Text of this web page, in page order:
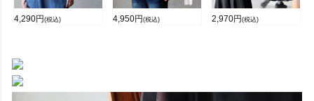
4,290円 (税込) 4,950円 (税込) 2,970円 (税込)